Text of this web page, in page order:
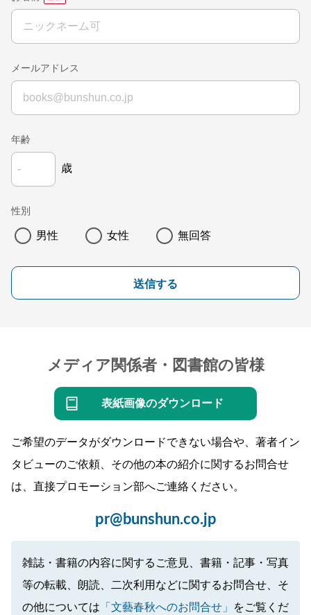
メールアドレス
年齢
歳
性別
男性 女性 無回答
送信する
メディア関係者・図書館の皆様
表紙画像のダウンロード
ご希望のデータがダウンロードできない場合や、著者イン
タビューのご依頼、その他の本の紹介に関するお問合せ
は、直接プロモーション部へご連絡ください。
pr@bunshun.co.jp
雑誌・書籍の内容に関するご意見、書籍・記事・写真
等の転載、朗読、二次利用などに関するお問合せ、そ
の他については 「文藝春秋へのお問合せ」 をご覧くだ